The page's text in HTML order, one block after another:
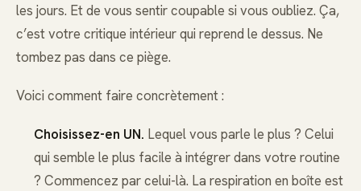
les jours. Et de vous sentir coupable si vous oubliez. Ça,
c’est votre critique intérieur qui reprend le dessus. Ne
tombez pas dans ce piège.
Voici comment faire concrètement :
Choisissez-en UN. Lequel vous parle le plus ? Celui
qui semble le plus facile à intégrer dans votre routine
? Commencez par celui-là. La respiration en boîte est